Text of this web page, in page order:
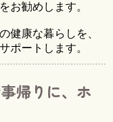
お勧めします。
健康な暮らしを、
ポートします。
帰りに、ホ